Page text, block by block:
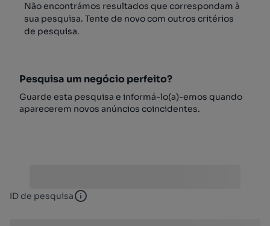
Não encontrámos resultados que correspondam à
sua pesquisa. Tente de novo com outros critérios
de pesquisa.
Pesquisa um negócio perfeito?
Guarde esta pesquisa e informá-lo(a)-emos quando
aparecerem novos anúncios coincidentes.
ID de pesquisa ID de pesquisa